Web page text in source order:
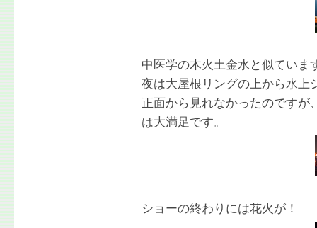
中医学の木火土金水と似ていま
夜は大屋根リングの上から水上
正面から見れなかったのですが
は大満足です。
ショーの終わりには花火が！